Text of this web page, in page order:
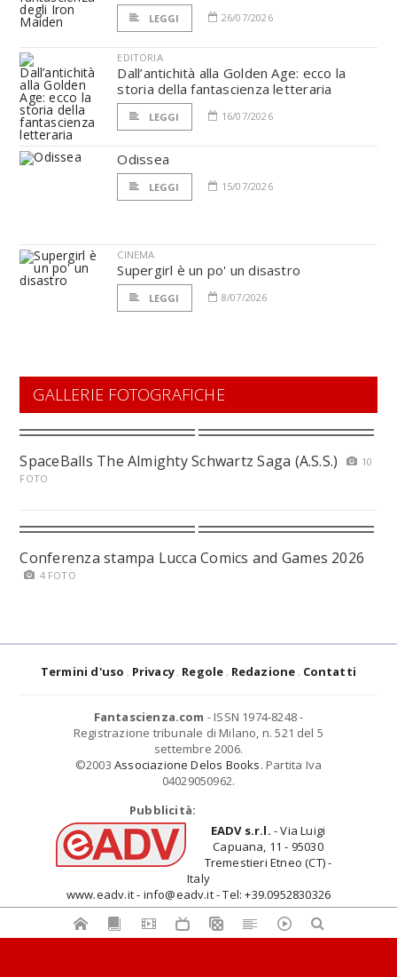
LEGGI 26/07/2026
EDITORIA
Dall’antichità alla Golden Age: ecco la
storia della fantascienza letteraria
LEGGI 16/07/2026
Odissea
LEGGI 15/07/2026
CINEMA
Supergirl è un po' un disastro
LEGGI 8/07/2026
GALLERIE FOTOGRAFICHE
SpaceBalls The Almighty Schwartz Saga (A.S.S.)
10
FOTO
Conferenza stampa Lucca Comics and Games 2026
4 FOTO
Termini d'uso Privacy Regole Redazione Contatti
Fantascienza.com - ISSN 1974-8248 -
Registrazione tribunale di Milano, n. 521 del 5
settembre 2006.
©2003 Associazione Delos Books. Partita Iva
04029050962.
Pubblicità:
EADV s.r.l. - Via Luigi
Capuana, 11 - 95030
Tremestieri Etneo (CT) -
Italy
www.eadv.it - info@eadv.it - Tel: +39.0952830326